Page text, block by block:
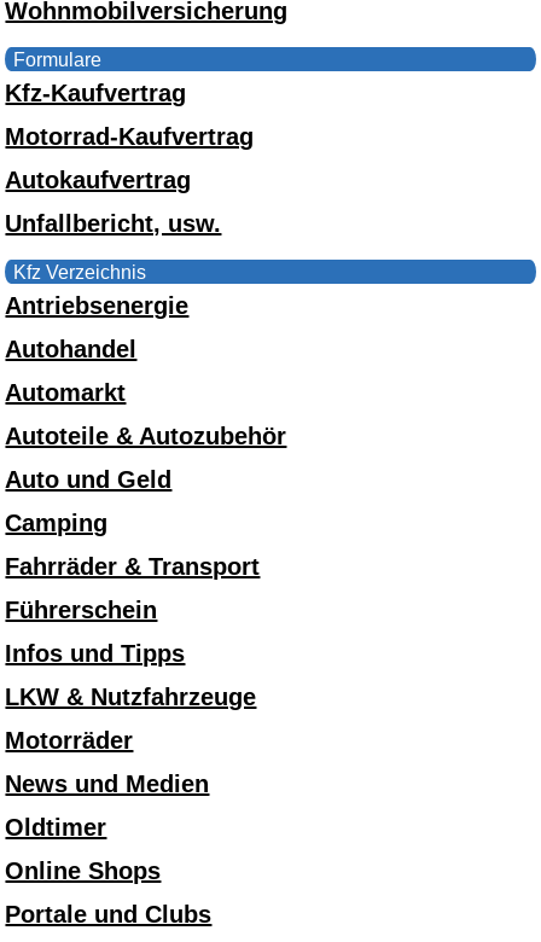
Wohnmobilversicherung
Formulare
Kfz-Kaufvertrag
Motorrad-Kaufvertrag
Autokaufvertrag
Unfallbericht, usw.
Kfz Verzeichnis
Antriebsenergie
Autohandel
Automarkt
Autoteile & Autozubehör
Auto und Geld
Camping
Fahrräder & Transport
Führerschein
Infos und Tipps
LKW & Nutzfahrzeuge
Motorräder
News und Medien
Oldtimer
Online Shops
Portale und Clubs